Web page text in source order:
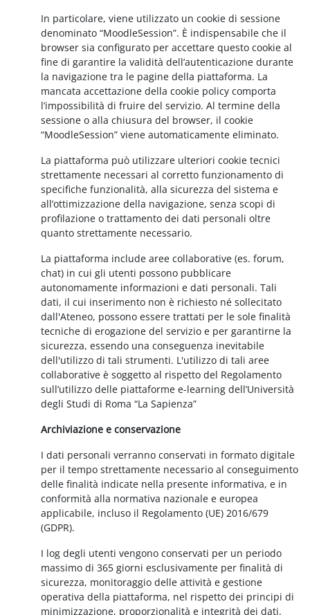
In particolare, viene utilizzato un cookie di sessione
denominato “MoodleSession”. È indispensabile che il
browser sia configurato per accettare questo cookie al
fine di garantire la validità dell’autenticazione durante
la navigazione tra le pagine della piattaforma. La
mancata accettazione della cookie policy comporta
l’impossibilità di fruire del servizio. Al termine della
sessione o alla chiusura del browser, il cookie
“MoodleSession” viene automaticamente eliminato.
La piattaforma può utilizzare ulteriori cookie tecnici
strettamente necessari al corretto funzionamento di
specifiche funzionalità, alla sicurezza del sistema e
all’ottimizzazione della navigazione, senza scopi di
profilazione o trattamento dei dati personali oltre
quanto strettamente necessario.
La piattaforma include aree collaborative (es. forum,
chat) in cui gli utenti possono pubblicare
autonomamente informazioni e dati personali. Tali
dati, il cui inserimento non è richiesto né sollecitato
dall'Ateneo, possono essere trattati per le sole finalità
tecniche di erogazione del servizio e per garantirne la
sicurezza, essendo una conseguenza inevitabile
dell'utilizzo di tali strumenti. L'utilizzo di tali aree
collaborative è soggetto al rispetto del Regolamento
sull’utilizzo delle piattaforme e-learning dell’Università
degli Studi di Roma “La Sapienza”
Archiviazione e conservazione
I dati personali verranno conservati in formato digitale
per il tempo strettamente necessario al conseguimento
delle finalità indicate nella presente informativa, e in
conformità alla normativa nazionale e europea
applicabile, incluso il Regolamento (UE) 2016/679
(GDPR).
I log degli utenti vengono conservati per un periodo
massimo di 365 giorni esclusivamente per finalità di
sicurezza, monitoraggio delle attività e gestione
operativa della piattaforma, nel rispetto dei principi di
minimizzazione, proporzionalità e integrità dei dati.